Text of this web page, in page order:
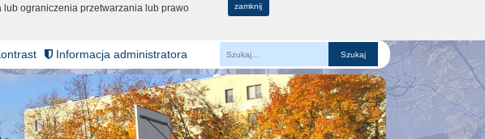
lub ograniczenia przetwarzania lub prawo
zamknij
Informacja administratora
Fraza